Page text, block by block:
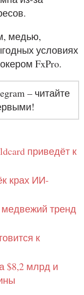
медью,
условиях
FxPro.
– читайте
приведёт к
крах ИИ-
тренд
к
$8,2 млрд и